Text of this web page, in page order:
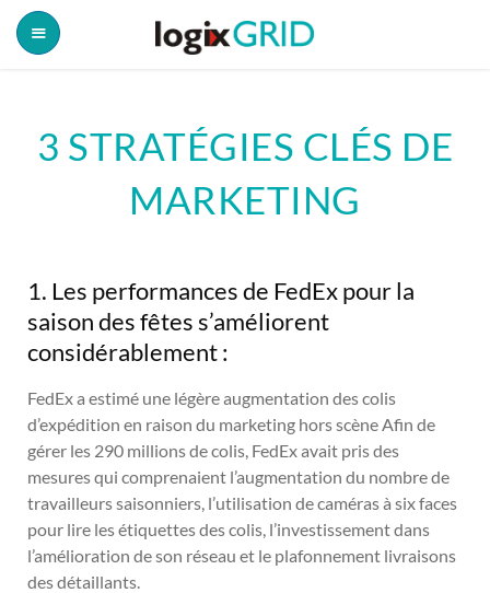
3 STRATÉGIES CLÉS DE
MARKETING
1. Les performances de FedEx pour la
saison des fêtes s’améliorent
considérablement :
FedEx a estimé une légère augmentation des colis
d’expédition en raison du marketing hors scène Afin de
gérer les 290 millions de colis, FedEx avait pris des
mesures qui comprenaient l’augmentation du nombre de
travailleurs saisonniers, l’utilisation de caméras à six faces
pour lire les étiquettes des colis, l’investissement dans
l’amélioration de son réseau et le plafonnement livraisons
des détaillants.